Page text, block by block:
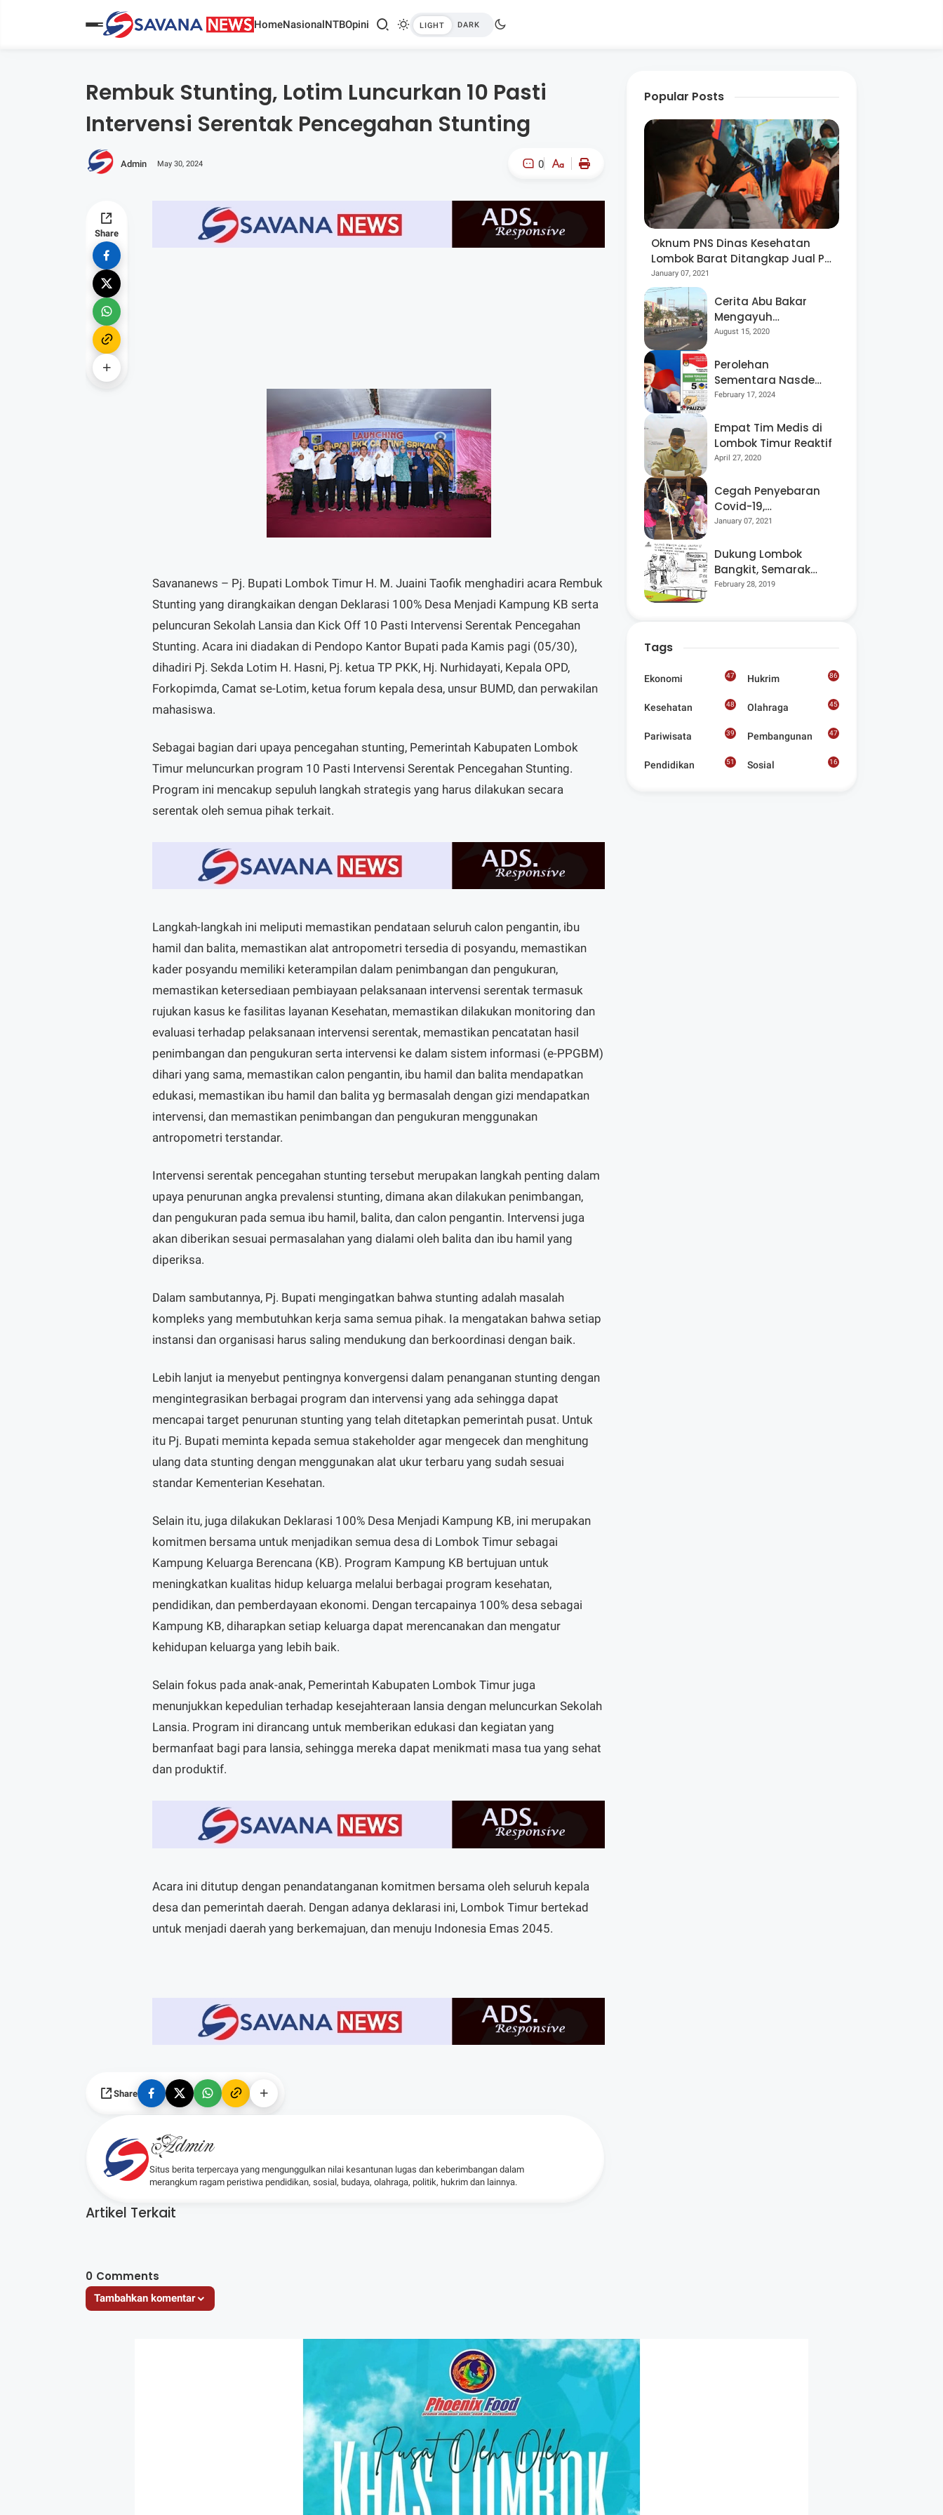
HomeNasionalNTBOpini
Rembuk Stunting, Lotim Luncurkan 10 Pasti
Intervensi Serentak Pencegahan Stunting
Admin May 30, 2024 0
A-
Share
Savananews – Pj. Bupati Lombok Timur H. M. Juaini Taofik menghadiri acara Rembuk
Stunting yang dirangkaikan dengan Deklarasi 100% Desa Menjadi Kampung KB serta
peluncuran Sekolah Lansia dan Kick Off 10 Pasti Intervensi Serentak Pencegahan
Stunting. Acara ini diadakan di Pendopo Kantor Bupati pada Kamis pagi (05/30),
dihadiri Pj. Sekda Lotim H. Hasni, Pj. ketua TP PKK, Hj. Nurhidayati, Kepala OPD,
Forkopimda, Camat se-Lotim, ketua forum kepala desa, unsur BUMD, dan perwakilan
mahasiswa.
Sebagai bagian dari upaya pencegahan stunting, Pemerintah Kabupaten Lombok
Timur meluncurkan program 10 Pasti Intervensi Serentak Pencegahan Stunting.
Program ini mencakup sepuluh langkah strategis yang harus dilakukan secara
serentak oleh semua pihak terkait.
Langkah-langkah ini meliputi memastikan pendataan seluruh calon pengantin, ibu
hamil dan balita, memastikan alat antropometri tersedia di posyandu, memastikan
kader posyandu memiliki keterampilan dalam penimbangan dan pengukuran,
memastikan ketersediaan pembiayaan pelaksanaan intervensi serentak termasuk
rujukan kasus ke fasilitas layanan Kesehatan, memastikan dilakukan monitoring dan
evaluasi terhadap pelaksanaan intervensi serentak, memastikan pencatatan hasil
penimbangan dan pengukuran serta intervensi ke dalam sistem informasi (e-PPGBM)
dihari yang sama, memastikan calon pengantin, ibu hamil dan balita mendapatkan
edukasi, memastikan ibu hamil dan balita yg bermasalah dengan gizi mendapatkan
intervensi, dan memastikan penimbangan dan pengukuran menggunakan
antropometri terstandar.
Intervensi serentak pencegahan stunting tersebut merupakan langkah penting dalam
upaya penurunan angka prevalensi stunting, dimana akan dilakukan penimbangan,
dan pengukuran pada semua ibu hamil, balita, dan calon pengantin. Intervensi juga
akan diberikan sesuai permasalahan yang dialami oleh balita dan ibu hamil yang
diperiksa.
Dalam sambutannya, Pj. Bupati mengingatkan bahwa stunting adalah masalah
kompleks yang membutuhkan kerja sama semua pihak. Ia mengatakan bahwa setiap
instansi dan organisasi harus saling mendukung dan berkoordinasi dengan baik.
Lebih lanjut ia menyebut pentingnya konvergensi dalam penanganan stunting dengan
mengintegrasikan berbagai program dan intervensi yang ada sehingga dapat
mencapai target penurunan stunting yang telah ditetapkan pemerintah pusat. Untuk
itu Pj. Bupati meminta kepada semua stakeholder agar mengecek dan menghitung
ulang data stunting dengan menggunakan alat ukur terbaru yang sudah sesuai
standar Kementerian Kesehatan.
Selain itu, juga dilakukan Deklarasi 100% Desa Menjadi Kampung KB, ini merupakan
komitmen bersama untuk menjadikan semua desa di Lombok Timur sebagai
Kampung Keluarga Berencana (KB). Program Kampung KB bertujuan untuk
meningkatkan kualitas hidup keluarga melalui berbagai program kesehatan,
pendidikan, dan pemberdayaan ekonomi. Dengan tercapainya 100% desa sebagai
Kampung KB, diharapkan setiap keluarga dapat merencanakan dan mengatur
kehidupan keluarga yang lebih baik.
Selain fokus pada anak-anak, Pemerintah Kabupaten Lombok Timur juga
menunjukkan kepedulian terhadap kesejahteraan lansia dengan meluncurkan Sekolah
Lansia. Program ini dirancang untuk memberikan edukasi dan kegiatan yang
bermanfaat bagi para lansia, sehingga mereka dapat menikmati masa tua yang sehat
dan produktif.
Acara ini ditutup dengan penandatanganan komitmen bersama oleh seluruh kepala
desa dan pemerintah daerah. Dengan adanya deklarasi ini, Lombok Timur bertekad
untuk menjadi daerah yang berkemajuan, dan menuju Indonesia Emas 2045.
Share
Admin
Situs berita terpercaya yang mengunggulkan nilai kesantunan lugas dan keberimbangan dalam
merangkum ragam peristiwa pendidikan, sosial, budaya, olahraga, politik, hukrim dan lainnya.
Artikel Terkait
0 Comments
Tambahkan komentar
Popular Posts
Oknum PNS Dinas Kesehatan
Lombok Barat Ditangkap Jual Pil
Ekstasi
January 07, 2021
Cerita Abu Bakar
Mengayuh
Sepedanya Selama
Menggelorakan
Kemerdekaan
August 15, 2020
Perolehan
Sementara Nasdem
Lobar Tertinggi,
Berpeluang “Rebut”
Kursi Dapil 3
February 17, 2024
Empat Tim Medis di
Lombok Timur Reaktif
April 27, 2020
Cegah Penyebaran
Covid-19,
Bhabinkamtibmas
Kegiatan Posyandu
January 07, 2021
Dukung Lombok
Bangkit, Semarak
Pesta Rakyat
Seniman Di Lombok
February 28, 2019
Tags
Ekonomi 47 Hukrim 86
Kesehatan 48 Olahraga 45
Pariwisata 39 Pembangunan 47
Pendidikan 51 Sosial
16